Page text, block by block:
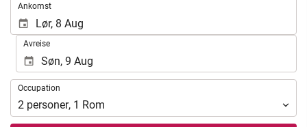
Ankomst
Avreise
Occupation
Occupation
2 personer, 1 Rom